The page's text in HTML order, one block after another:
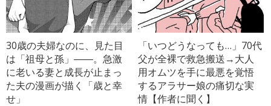
30歳の夫婦なのに、見た目
は「祖母と孫」――。急激
に老いる妻と成長が止まっ
た夫の漫画が描く「歳と幸
せ」
「いつどうなっても…」70代
父が全裸で救急搬送→大人
用オムツを手に最悪を覚悟
するアラサー娘の痛切な実
情【作者に聞く】